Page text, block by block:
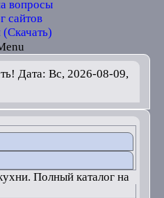
вопросы
сайтов
(Скачать)
Дата: Вс, 2026-08-09,
Полный каталог на